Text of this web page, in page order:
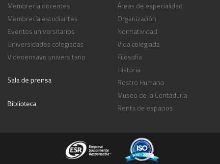
Membrecía docentes
Membrecía estudiantes
Eventos universitarios
Universidades colegiadas
Videoensayo universitario
Sala de prensa
Biblioteca
Áreas de especialidad
Organización
Normatividad
Vida colegiada
Filosofía
Historia
Rostro Humano
Museo de la Contaduría
Renta de espacios